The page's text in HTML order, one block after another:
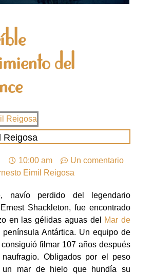
del
Reigosa
10:00 am
Un comentario
Eimil Reigosa
, navío perdido del legendario
Shackleton, fue encontrado
en las gélidas aguas del Mar de
península Antártica. Un equipo de
filmar 107 años después
Obligados por el peso
un mar de hielo que hundía su